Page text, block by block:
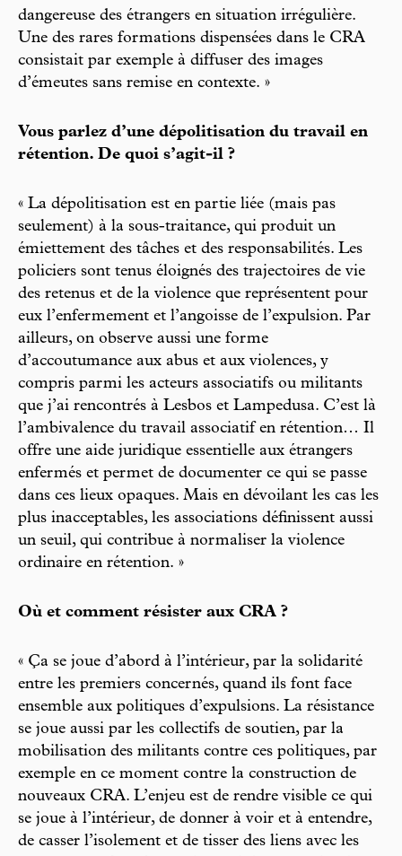
dangereuse des étrangers en situation irrégulière.
Une des rares formations dispensées dans le CRA
consistait par exemple à diffuser des images
d’émeutes sans remise en contexte. »
Vous parlez d’une dépolitisation du travail en
rétention. De quoi s’agit-il ?
« La dépolitisation est en partie liée (mais pas
seulement) à la sous-traitance, qui produit un
émiettement des tâches et des responsabilités. Les
policiers sont tenus éloignés des trajectoires de vie
des retenus et de la violence que représentent pour
eux l’enfermement et l’angoisse de l’expulsion. Par
ailleurs, on observe aussi une forme
d’accoutumance aux abus et aux violences, y
compris parmi les acteurs associatifs ou militants
que j’ai rencontrés à Lesbos et Lampedusa. C’est là
l’ambivalence du travail associatif en rétention… Il
offre une aide juridique essentielle aux étrangers
enfermés et permet de documenter ce qui se passe
dans ces lieux opaques. Mais en dévoilant les cas les
plus inacceptables, les associations définissent aussi
un seuil, qui contribue à normaliser la violence
ordinaire en rétention. »
Où et comment résister aux CRA ?
« Ça se joue d’abord à l’intérieur, par la solidarité
entre les premiers concernés, quand ils font face
ensemble aux politiques d’expulsions. La résistance
se joue aussi par les collectifs de soutien, par la
mobilisation des militants contre ces politiques, par
exemple en ce moment contre la construction de
nouveaux CRA. L’enjeu est de rendre visible ce qui
se joue à l’intérieur, de donner à voir et à entendre,
de casser l’isolement et de tisser des liens avec les